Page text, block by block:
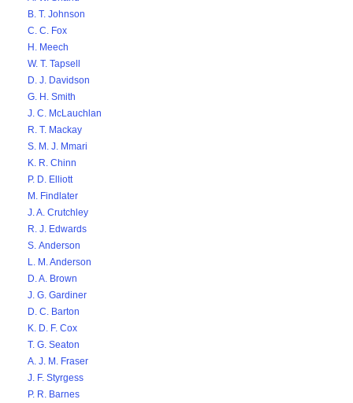
B. T. Johnson
C. C. Fox
H. Meech
W. T. Tapsell
D. J. Davidson
G. H. Smith
J. C. McLauchlan
R. T. Mackay
S. M. J. Mmari
K. R. Chinn
P. D. Elliott
M. Findlater
J. A. Crutchley
R. J. Edwards
S. Anderson
L. M. Anderson
D. A. Brown
J. G. Gardiner
D. C. Barton
K. D. F. Cox
T. G. Seaton
A. J. M. Fraser
J. F. Styrgess
P. R. Barnes